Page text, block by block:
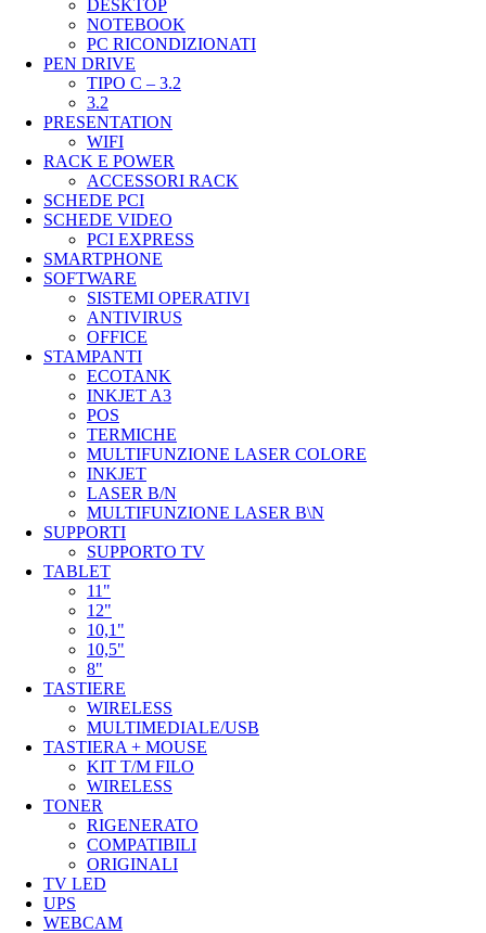
DESKTOP
NOTEBOOK
PC RICONDIZIONATI
PEN DRIVE
TIPO C – 3.2
3.2
PRESENTATION
WIFI
RACK E POWER
ACCESSORI RACK
SCHEDE PCI
SCHEDE VIDEO
PCI EXPRESS
SMARTPHONE
SOFTWARE
SISTEMI OPERATIVI
ANTIVIRUS
OFFICE
STAMPANTI
ECOTANK
INKJET A3
POS
TERMICHE
MULTIFUNZIONE LASER COLORE
INKJET
LASER B/N
MULTIFUNZIONE LASER B\N
SUPPORTI
SUPPORTO TV
TABLET
11"
12"
10,1"
10,5"
8"
TASTIERE
WIRELESS
MULTIMEDIALE/USB
TASTIERA + MOUSE
KIT T/M FILO
WIRELESS
TONER
RIGENERATO
COMPATIBILI
ORIGINALI
TV LED
UPS
WEBCAM